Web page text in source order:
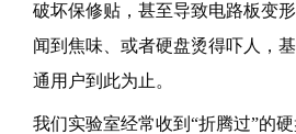
破坏保修贴，甚至导致电路板变
闻到焦味、或者硬盘烫得吓人，
通用户到此为止。
我们实验室经常收到“折腾过”的